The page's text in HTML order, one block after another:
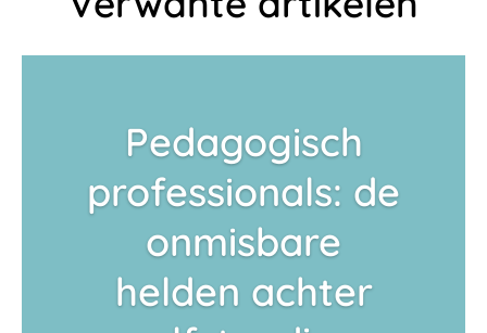
Pedagogisch
professionals: de
onmisbare
helden achter